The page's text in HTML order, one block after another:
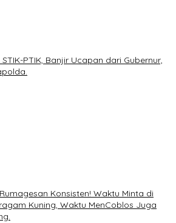
PTIK, Banjir Ucapan dari Gubernur,
Konsisten! Waktu Minta di
Kuning, Waktu MenCoblos Juga